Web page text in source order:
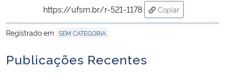
Advocacia-Geral da União
Banco Central do Brasil
Planalto
https://ufsm.br/r-521-1178
Copiar
para área de
Registrado em SEM CATEGORIA
Publicações Recentes